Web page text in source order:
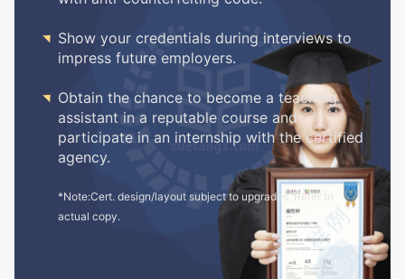
 Show your credentials during interviews to
impress future employers.
 Obtain the chance to become a teaching
assistant in a reputable course and
participate in an internship with the certified
agency.
*Note:Cert. design/layout subject to upgrades. Refer to
actual copy.